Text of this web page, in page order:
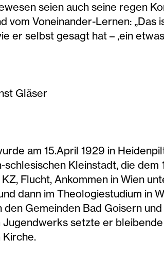
seien auch seine regen
vom Voneinander-Lernen:
er selbst gesagt hat – ‚ein
Gläser
am 15.April 1929 in
schlesischen Kleinstadt, die
Flucht, Ankommen in Wien
dann im Theologiestudium in
den Gemeinden Bad Goisern
Jugendwerks setzte er
Kirche.